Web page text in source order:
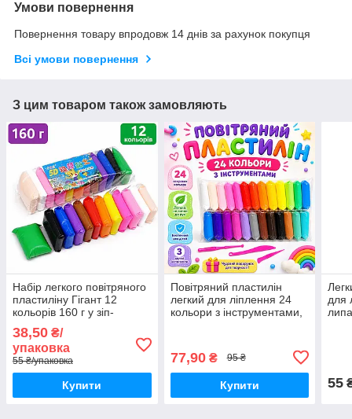
Умови повернення
Повернення товару впродовж 14 днів за рахунок покупця
Всі умови повернення
З цим товаром також замовляють
Набір легкого повітряного
пластиліну Гігант 12
кольорів 160 г у зіп-
застигаючий моделін для
творчості
38,50 ₴/
упаковка
55 ₴/упаковка
Купити
Повітряний пластилін
легкий для ліплення 24
кольори з інструментами,
77,90₴ 95 ₴
Купити
для
55